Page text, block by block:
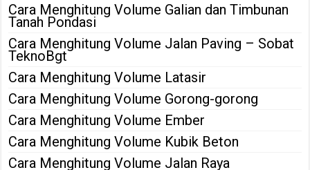
Cara Menghitung Volume Galian dan Timbunan
Tanah Pondasi
Cara Menghitung Volume Jalan Paving – Sobat
TeknoBgt
Cara Menghitung Volume Latasir
Cara Menghitung Volume Gorong-gorong
Cara Menghitung Volume Ember
Cara Menghitung Volume Kubik Beton
Cara Menghitung Volume Jalan Raya